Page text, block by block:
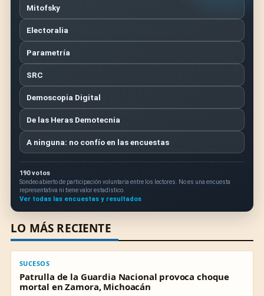
Mitofsky
Electoralia
Parametría
SRC
Demoscopia Digital
De las Heras Demotecnia
A ninguna: no confío en las encuestas
190 votos
Sondeo abierto de participación voluntaria entre los lectores. No es una encuesta
representativa ni tiene valor estadístico.
Ver todas las encuestas y resultados
LO MÁS RECIENTE
SUCESOS
Patrulla de la Guardia Nacional provoca choque
mortal en Zamora, Michoacán